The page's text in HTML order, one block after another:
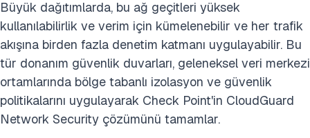
Büyük dağıtımlarda, bu ağ geçitleri yüksek
kullanılabilirlik ve verim için kümelenebilir ve her trafik
akışına birden fazla denetim katmanı uygulayabilir. Bu
tür donanım güvenlik duvarları, geleneksel veri merkezi
ortamlarında bölge tabanlı izolasyon ve güvenlik
politikalarını uygulayarak Check Point'in CloudGuard
Network Security çözümünü tamamlar.